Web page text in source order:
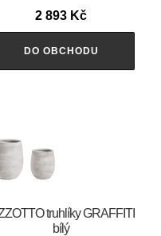
2 893 Kč
DO OBCHODU
truhlíky GRAFFITI
bílý